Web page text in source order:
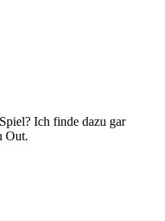
Ich finde dazu gar
Out.